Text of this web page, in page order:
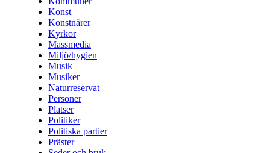
Konst
Konstnärer
Kyrkor
Massmedia
Miljö/hygien
Musik
Musiker
Naturreservat
Personer
Platser
Politiker
Politiska partier
Präster